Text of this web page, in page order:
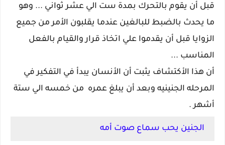
قبل أن يقوم بالتحرك بمدة ست الي عشر ثواني ... وهو
ما يحدث بالضبط للبالغين عندما يقلبون الأمر من جميع
الزوايا قبل أن يقدموا علي اتخاذ قرار والقيام بالفعل
المناسب ...
أن هذا الأكتشاف يثبت أن الأنسان يبدأ في التفكير في
المرحله الجنينيه وبعد أن يبلغ عمره من خمسه الي ستة
أشهر .
الجنين يحب سماع صوت أمه